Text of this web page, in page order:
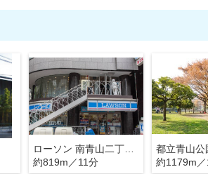
ローソン 南青山二丁目店
約819m／11分
都立青山公
約1179m